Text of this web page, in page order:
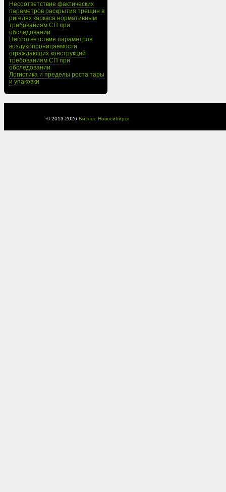
Несоответствие фактических
параметров раскрытия трещин в
ригелях каркаса нормативным
требованиям СП при
обследовании
Несоответствие параметров
воздухопроницаемости
ограждающих конструкций
требованиям СП при
обследовании
Логистика и пределы роста тары
и упаковки
© 2013-2026 Бизнес Новосибирск